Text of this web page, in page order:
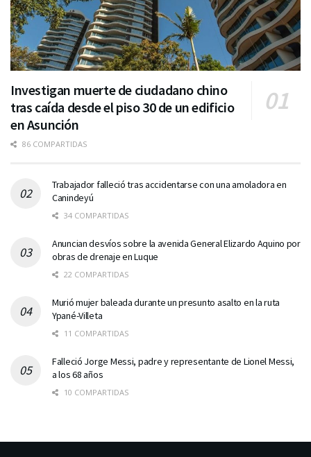
Investigan muerte de ciudadano chino
tras caída desde el piso 30 de un edificio
en Asunción
86 COMPARTIDAS
Trabajador falleció tras accidentarse con una amoladora en
Canindeyú
34 COMPARTIDAS
Anuncian desvíos sobre la avenida General Elizardo Aquino por
obras de drenaje en Luque
22 COMPARTIDAS
Murió mujer baleada durante un presunto asalto en la ruta
Ypané-Villeta
11 COMPARTIDAS
Falleció Jorge Messi, padre y representante de Lionel Messi,
a los 68 años
10 COMPARTIDAS